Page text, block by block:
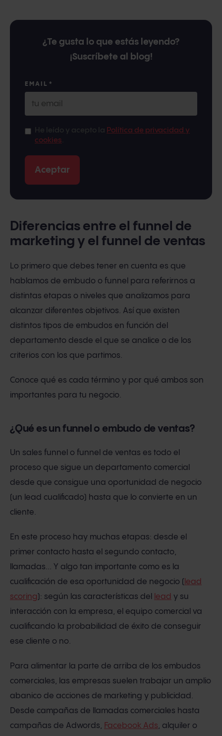
¿Te gusta lo que estás leyendo?
¡Suscríbete al blog!
EMAIL *
Política de privacidad y
cookies
Diferencias entre el funnel de
marketing y el funnel de ventas
Lo primero que debes tener en cuenta es que
hablamos de embudo o funnel para referirnos a
distintas etapas o niveles que analizamos para
alcanzar diferentes objetivos. Así que existen
distintos tipos de embudos en función del
departamento desde el que se analice o de los
criterios con los que partimos.
Conoce qué es cada término y por qué ambos son
importantes para tu negocio.
¿Qué es un funnel o embudo de ventas?
Un sales funnel o funnel de ventas es todo el
proceso que sigue un departamento comercial
desde que consigue una oportunidad de negocio
(un lead cualificado) hasta que lo convierte en un
cliente.
En este proceso hay muchas etapas: desde el
primer contacto hasta el segundo contacto,
llamadas... Y algo tan importante como es la
cualificación de esa oportunidad de negocio ( lead
scoring): según las características del lead y su
interacción con la empresa, el equipo comercial va
cualificando la probabilidad de éxito de conseguir
ese cliente o no.
Para alimentar la parte de arriba de los embudos
comerciales, las empresas suelen trabajar un amplio
abanico de acciones de marketing y publicidad.
Desde campañas de llamadas comerciales hasta
campañas de Adwords, Facebook Ads, alquiler o